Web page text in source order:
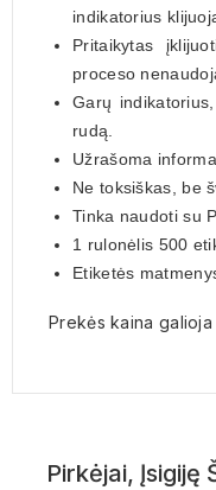
indikatorius
Pritaikytas
proceso
Garų
rudą.
Užrašoma
Ne toksiškas, be
Tinka naudoti su
1 rulonėlis 500
Etiketės
Prekės kaina
Pirkėjai, Įsigiję